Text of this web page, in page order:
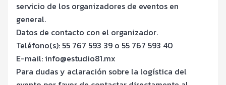
servicio de los organizadores de eventos en
general.
Datos de contacto con el organizador.
Teléfono(s): 55 767 593 39 o 55 767 593 40
E-mail: info@estudio81.mx
Para dudas y aclaración sobre la logística del